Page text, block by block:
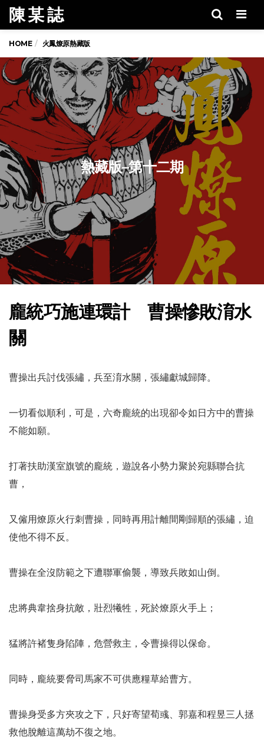
陳 某 誌
HOME 火鳳燎原熱藏版
熱藏版–第十二期
龐統巧施連環計 曹操慘敗淯水
關
曹操出兵討伐張繡，兵至淯水關，張繡獻城歸降。
一切看似順利，可是，六奇龐統的出現卻令如日方中的曹操
不能如願。
打著扶助漢室旗號的龐統，遊說各小勢力聚於宛縣聯合抗
曹，
又僱用燎原火行刺曹操，同時再用計離間剛歸順的張繡，迫
使他不得不反。
曹操在全沒防範之下遭聯軍偷襲，導致兵敗如山倒。
忠將典韋捨身抗敵，壯烈犧牲，死於燎原火手上；
猛將許褚隻身陷陣，危營救主，令曹操得以保命。
同時，龐統要脅司馬家不可供應糧草給曹方。
曹操身受多方夾攻之下，只好寄望荀彧、郭嘉和程昱三人拯
救他脫離這萬劫不復之地。